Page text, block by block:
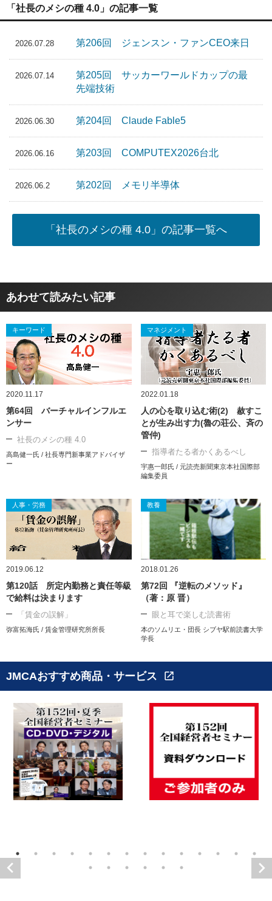
「社長のメシの種 4.0」の記事一覧
2026.07.28 第206回 ジェンスン・ファンCEO来日
2026.07.14
第205回 サッカーワールドカップの最
先端技術
2026.06.30 第204回 Claude Fable5
2026.06.16 第203回 COMPUTEX2026台北
2026.06.2 第202回 メモリ半導体
「社長のメシの種 4.0」の記事一覧へ
あわせて読みたい記事
キーワード
2020.11.17
第64回 バーチャルインフルエ
ンサー
社長のメシの種 4.0
高島健一氏 / 社長専門新事業アドバイザ
ー
マネジメント
2022.01.18
人の心を取り込む術(2) 赦すこ
とが生み出す力(魯の荘公、斉の
管仲)
指導者たる者かくあるべし
宇惠一郎氏 / 元読売新聞東京本社国際部
編集委員
人事・労務
2019.06.12
第120話 所定内勤務と責任等級
で給料は決まります
「賃金の誤解」
弥富拓海氏 / 賃金管理研究所所長
教養
2018.01.26
第72回 『逆転のメソッド』
（著：原 晋）
眼と耳で楽しむ読書術
本のソムリエ・団長 シブヤ駅前読書大学
学長
JMCAおすすめ商品・サービス open_in_new